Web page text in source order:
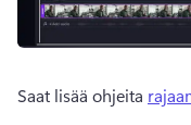
Saat lisää ohjeita